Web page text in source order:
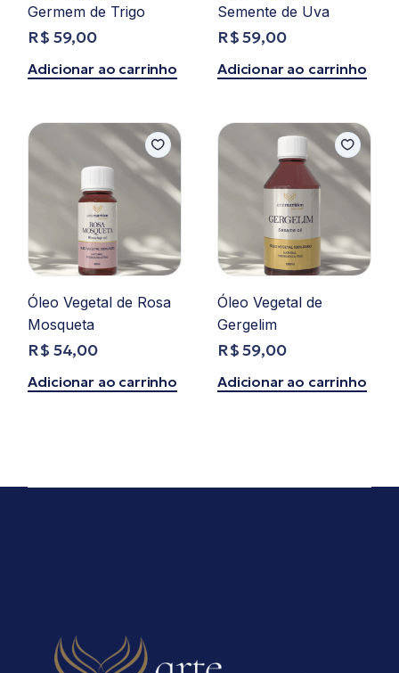
Germem de Trigo
R$ 59,00
Adicionar ao carrinho
Semente de Uva
R$59,00
Adicionar ao carrinho
Óleo Vegetal de Rosa
Mosqueta
R$ 54,00
Adicionar ao carrinho
Óleo Vegetal de
Gergelim
R$59,00
Adicionar ao carrinho